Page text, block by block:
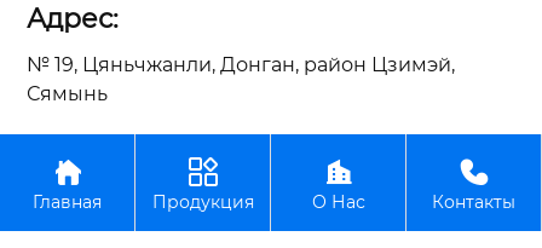
Адрес:
№ 19, Цяньчжанли, Донган, район Цзимэй,
Сямынь
ООО Сямынь Тайсин Механические Электрические

Главная

Продукция

О Нас

Контакты